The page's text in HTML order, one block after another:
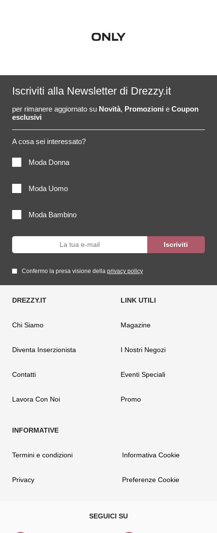
Iscriviti alla Newsletter di Drezzy.it
per rimanere aggiornato su Novità, Promozioni e Coupon
esclusivi
A cosa sei interessato?
Moda Donna
Moda Uomo
Moda Bambino
Confermo la presa visione della privacy policy
Chi Siamo
Diventa Inserzionista
Contatti
Lavora Con Noi
Magazine
I Nostri Negozi
Eventi Speciali
Promo
Termini e condizioni
Privacy
Informativa Cookie
Preferenze Cookie